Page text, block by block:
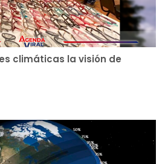
climáticas la visión de